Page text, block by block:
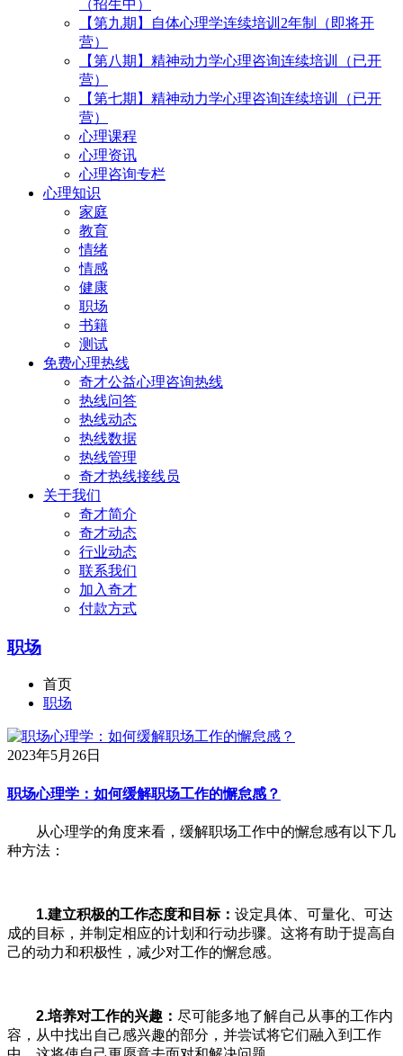
（招生中）
【第九期】自体心理学连续培训2年制（即将开
营）
【第八期】精神动力学心理咨询连续培训（已开
营）
【第七期】精神动力学心理咨询连续培训（已开
营）
心理课程
心理资讯
心理咨询专栏
心理知识
家庭
教育
情绪
情感
健康
职场
书籍
测试
免费心理热线
奇才公益心理咨询热线
热线问答
热线动态
热线数据
热线管理
奇才热线接线员
关于我们
奇才简介
奇才动态
行业动态
联系我们
加入奇才
付款方式
职场
首页
职场
2023年5月26日
职场心理学：如何缓解职场工作的懈怠感？
从心理学的角度来看，缓解职场工作中的懈怠感有以下几
种方法：
1.建立积极的工作态度和目标： 设定具体、可量化、可达
成的目标，并制定相应的计划和行动步骤。这将有助于提高自
己的动力和积极性，减少对工作的懈怠感。
2.培养对工作的兴趣： 尽可能多地了解自己从事的工作内
容，从中找出自己感兴趣的部分，并尝试将它们融入到工作